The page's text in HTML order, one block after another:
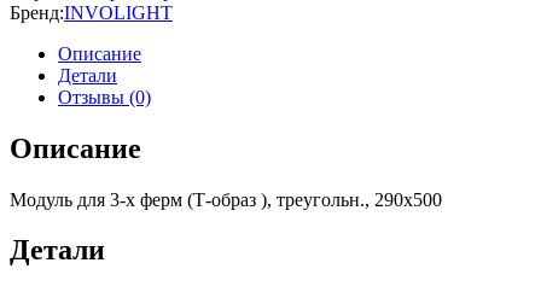
Бренд:INVOLIGHT
Описание
Детали
Отзывы (0)
Описание
Модуль для 3-х ферм (Т-образ ), треугольн., 290х500
Детали